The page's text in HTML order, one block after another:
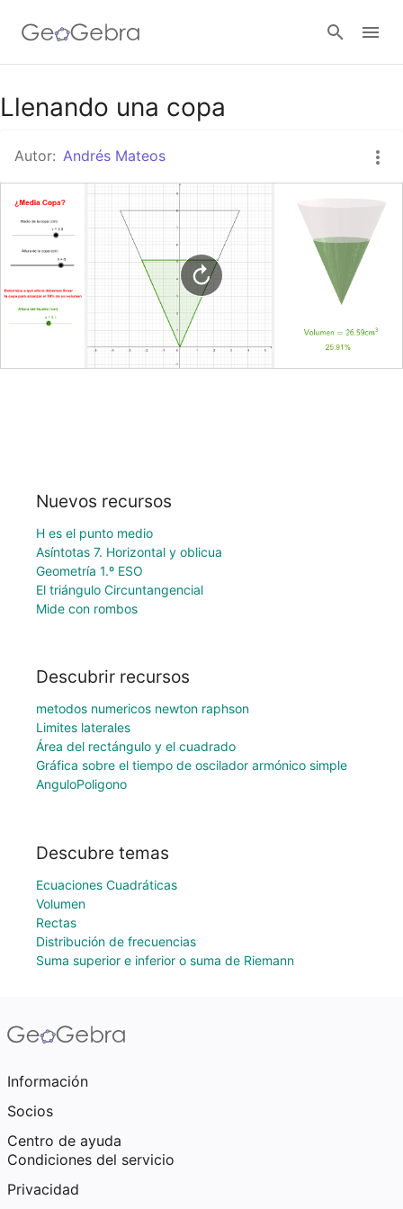
Google Classroom
GeoGebra Classroom
Abrir sesión
Llenando una copa
Autor: Andrés Mateos
Nuevos recursos
H es el punto medio
Asíntotas 7. Horizontal y oblicua
Geometría 1.º ESO
El triángulo Circuntangencial
Mide con rombos
Descubrir recursos
metodos numericos newton raphson
Limites laterales
Área del rectángulo y el cuadrado
Gráfica sobre el tiempo de oscilador armónico simple
AnguloPoligono
Descubre temas
Ecuaciones Cuadráticas
Volumen
Rectas
Distribución de frecuencias
Suma superior e inferior o suma de Riemann
Información
Socios
Centro de ayuda
Condiciones del servicio
Privacidad